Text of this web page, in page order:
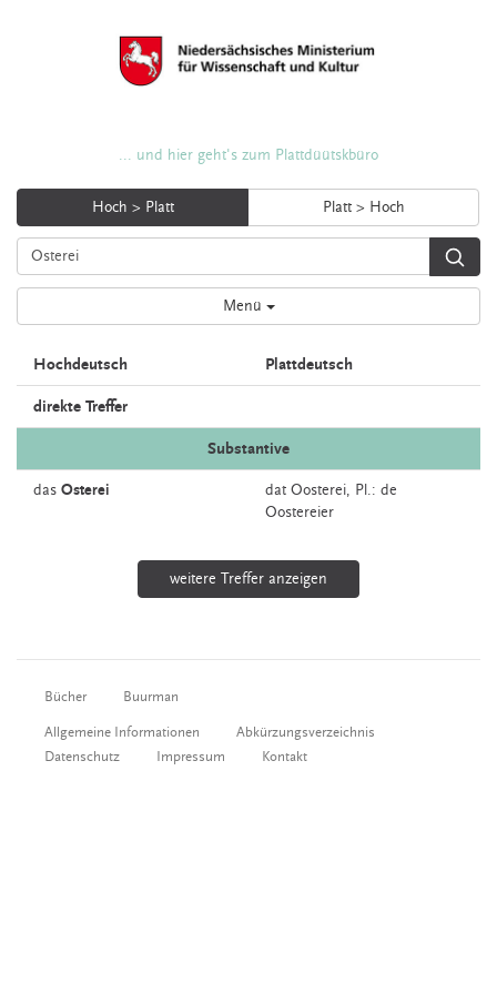
... und hier geht's zum Plattdüütskbüro
Hoch > Platt Platt > Hoch
Menü
Hochdeutsch Plattdeutsch
direkte Treffer
Substantive
das Osterei dat Oosterei, Pl.: de
Oostereier
weitere Treffer anzeigen
Bücher Buurman
Allgemeine Informationen
Abkürzungsverzeichnis
Datenschutz
Impressum Kontakt